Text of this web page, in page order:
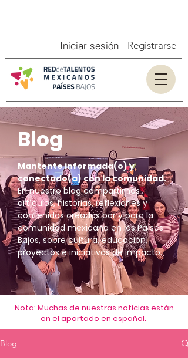
Iniciar sesión Registrarse
Blog
Mantente informada(o) y
conectado(a) con la comunidad.
En nuestro blog compartimos
artículos, historias, reflexiones y
contenidos creados por y para la
comunidad mexicana en los Países
Bajos, sobre cultura, educación,
proyectos e iniciativas de impacto.
Nota: Muchas de nuestras noticias están
en el apartado en español.
Blog